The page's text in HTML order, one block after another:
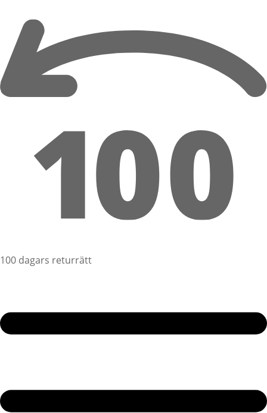
100 dagars returrätt